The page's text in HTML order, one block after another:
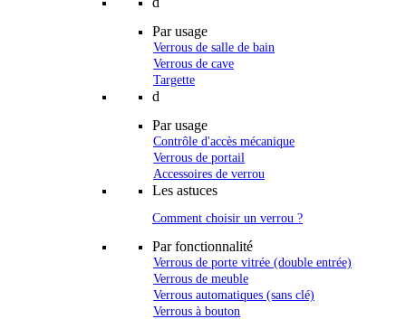
Par usage
Verrous de salle de bain
Verrous de cave
Targette
d
Par usage
Contrôle d'accès mécanique
Verrous de portail
Accessoires de verrou
Les astuces
Comment choisir un verrou ?
Par fonctionnalité
Verrous de porte vitrée (double entrée)
Verrous de meuble
Verrous automatiques (sans clé)
Verrous à bouton